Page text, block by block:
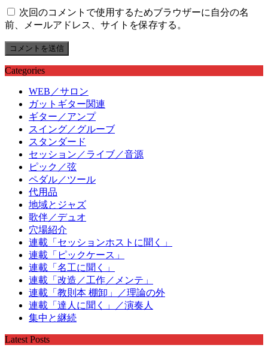
次回のコメントで使用するためブラウザーに自分の名
前、メールアドレス、サイトを保存する。
Categories
WEB／サロン
ガットギター関連
ギター／アンプ
スイング／グルーブ
スタンダード
セッション／ライブ／音源
ピック／弦
ペダル／ツール
代用品
地域とジャズ
歌伴／デュオ
穴場紹介
連載「セッションホストに聞く」
連載「ピックケース」
連載「名工に聞く」
連載「改造／工作／メンテ」
連載「教則本 棚卸」／理論の外
連載「達人に聞く」／演奏人
集中と継続
Latest Posts